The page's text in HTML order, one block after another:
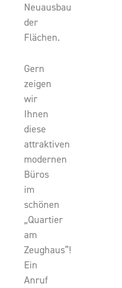
Neuausbau
der
Flächen.
Gern
zeigen
wir
Ihnen
diese
attraktiven
modernen
Büros
im
schönen
„Quartier
am
Zeughaus”!
Ein
Anruf